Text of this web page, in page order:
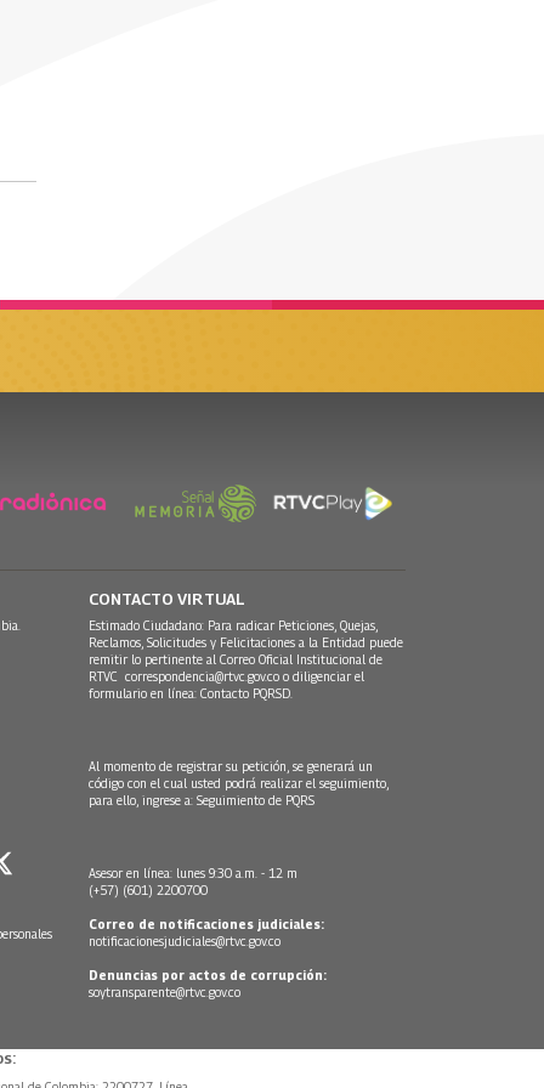
CONTACTO VIRTUAL
Estimado Ciudadano: Para radicar Peticiones, Quejas,
Reclamos, Solicitudes y Felicitaciones a la Entidad puede
remitir lo pertinente al Correo Oficial Institucional de
RTVC correspondencia@rtvc.gov.co o diligenciar el
formulario en línea: Contacto PQRSD.
Al momento de registrar su petición, se generará un
código con el cual usted podrá realizar el seguimiento,
para ello, ingrese a: Seguimiento de PQRS
Asesor en línea: lunes 9:30 a.m. - 12 m
(+57) (601) 2200700
Correo de notificaciones judiciales:
notificacionesjudiciales@rtvc.gov.co
Denuncias por actos de corrupción:
soytransparente@rtvc.gov.co